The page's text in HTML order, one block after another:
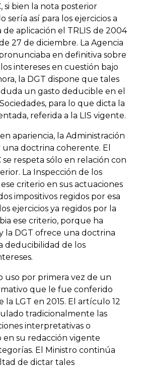
si bien la nota posterior
sería así para los ejercicios a
de aplicación el TRLIS de 2004
27 de diciembre. La Agencia
en definitiva sobre
intereses en cuestión bajo
la DGT dispone que tales
un gasto deducible en el
para lo que dicta la
referida a la LIS vigente.
apariencia, la Administración
doctrina coherente. El
respeta sólo en relación con
La Inspección de los
criterio en sus actuaciones
impositivos regidos por esa
ejercicios ya regidos por la
ese criterio, porque ha
la DGT ofrece una doctrina
deducibilidad de los
uso por primera vez de un
que le fue conferido
la LGT en 2015. El artículo 12
tradicionalmente las
interpretativas o
en su redacción vigente
El Ministro continúa
de dictar tales